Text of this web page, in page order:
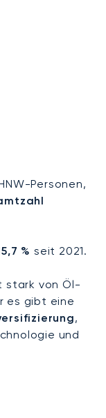
Personen,
% seit 2021.
stark von Öl-
es gibt eine
,
und